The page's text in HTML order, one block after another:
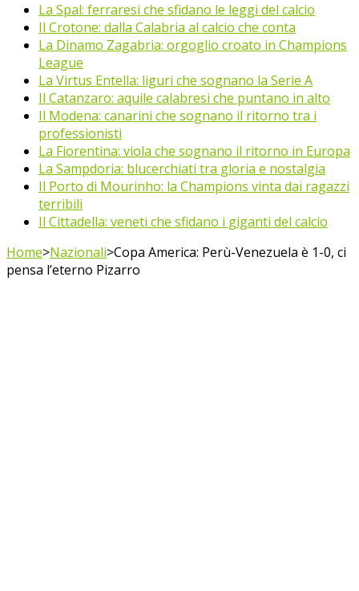
La Spal: ferraresi che sfidano le leggi del calcio
Il Crotone: dalla Calabria al calcio che conta
La Dinamo Zagabria: orgoglio croato in Champions
League
La Virtus Entella: liguri che sognano la Serie A
Il Catanzaro: aquile calabresi che puntano in alto
Il Modena: canarini che sognano il ritorno tra i
professionisti
La Fiorentina: viola che sognano il ritorno in Europa
La Sampdoria: blucerchiati tra gloria e nostalgia
Il Porto di Mourinho: la Champions vinta dai ragazzi
terribili
Il Cittadella: veneti che sfidano i giganti del calcio
Home>Nazionali>Copa America: Perù-Venezuela è 1-0, ci
pensa l’eterno Pizarro